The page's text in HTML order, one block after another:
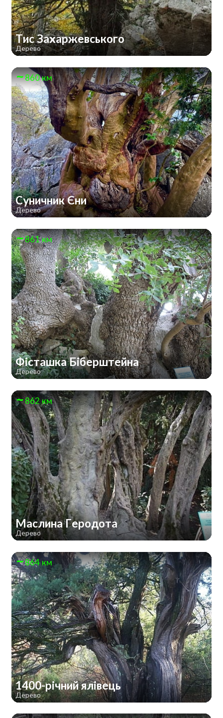
Тис Захаржевського
Дерево
860 км
Суничник Єни
Дерево
861 км
Фісташка Біберштейна
Дерево
862 км
Маслина Геродота
Дерево
864 км
1400-річний ялівець
Дерево